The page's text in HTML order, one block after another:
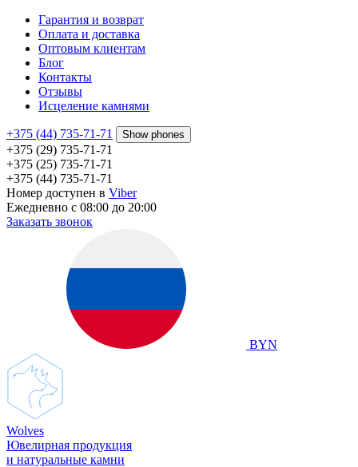
Гарантия и возврат
Оплата и доставка
Оптовым клиентам
Блог
Контакты
Отзывы
Исцеление камнями
+375 (44) 735-71-71 Show phones
+375 (29) 735-71-71
+375 (25) 735-71-71
+375 (44) 735-71-71
Номер доступен в Viber
Ежедневно с 08:00 до 20:00
Заказать звонок
BYN
Wolves
Ювелирная продукция
и натуральные камни